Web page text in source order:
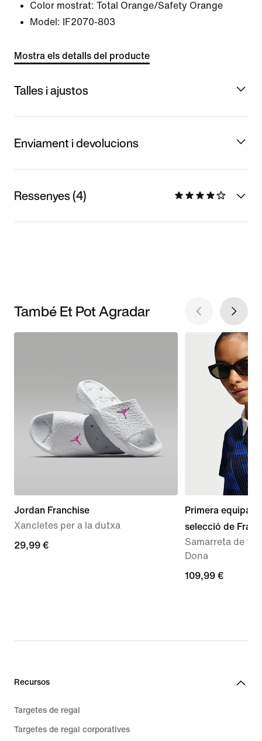
Color mostrat: Total Orange/Safety Orange
Model:
IF2070-803
Mostra els detalls del producte
Talles i ajustos
Enviament i devolucions
Ressenyes (4)
També Et Pot Agradar
Jordan Franchise
Xancletes per a la dutxa
29,99 €
29,99 €
Primera
selecció de
Samarreta de
Dona
109,99 €
109,99 €
Recursos
Targetes de regal
Targetes de regal corporatives